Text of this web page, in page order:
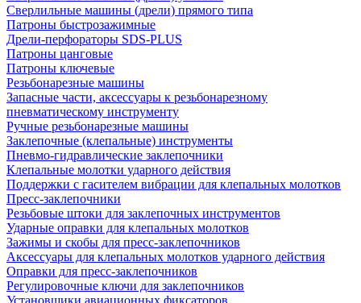
Сверлильные машины (дрели) прямого типа
Патроны быстрозажимные
Дрели-перфораторы SDS-PLUS
Патроны цанговые
Патроны ключевые
Резьбонарезные машины
Запасные части, аксессуары к резьбонарезному
пневматическому инструменту
Ручные резьбонарезные машины
Заклепочные (клепальные) инструменты
Пневмо-гидравлические заклепочники
Клепальные молотки ударного действия
Поддержки с гасителем вибрации для клепальных молотков
Пресс-заклепочники
Резьбовые штоки для заклепочных инструментов
Ударные оправки для клепальных молотков
Зажимы и скобы для пресс-заклепочников
Аксессуары для клепальных молотков ударного действия
Оправки для пресс-заклепочников
Регулировочные ключи для заклепочников
Установщики авиационных фиксаторов